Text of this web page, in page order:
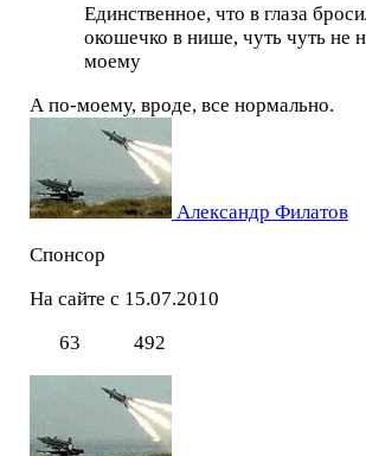
Единственное, что в глаза
окошечко в нише, чуть чуть не
моему
А по-моему, вроде, все нормально.
Александр Филатов
Спонсор
На сайте с 15.07.2010
63
492